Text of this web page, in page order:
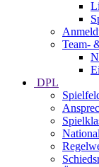
Team-
DPL